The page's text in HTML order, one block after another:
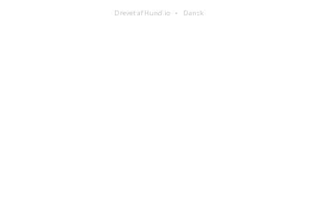
Drevet af Hund.io Dansk